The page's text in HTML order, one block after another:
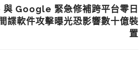
Google 緊急修補跨平台零日
軟件攻擊曝光恐影響數十億裝
置